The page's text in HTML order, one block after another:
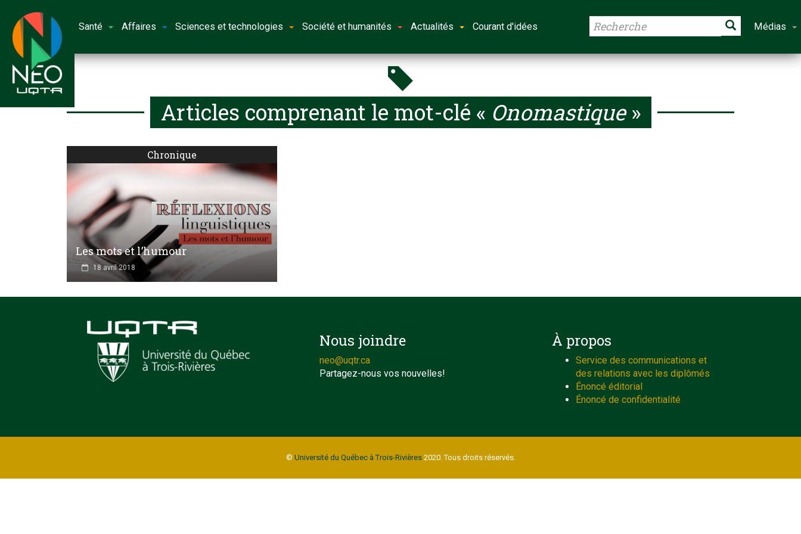
Santé Affaires Sciences et technologies Société et humanités Actualités Courant d'idées Médias
Articles comprenant le mot-clé « Onomastique»
Chronique
Les mots et l’humour
18 avril 2018
Nous joindre
neo@uqtr.ca
Partagez-nous vos nouvelles!
À propos
Service des communications et
des relations avec les diplômés
Énoncé éditorial
Énoncé de confidentialité
© Université du Québec à Trois-Rivières2020. Tous droits réservés.